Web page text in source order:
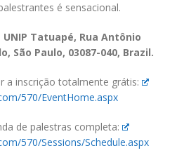
é sensacional.
UNIP Tatuapé, Rua Antônio
São Paulo, 03087-040, Brazil.
a inscrição totalmente grátis:
570/EventHome.aspx
de palestras completa:
570/Sessions/Schedule.aspx